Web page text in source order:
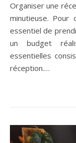
Organiser une réception réussie demande une planification
minutieuse. Pour
essentiel de
un budget
essentielles
réception.…